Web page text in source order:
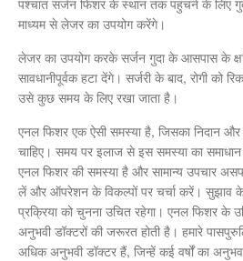
माध्यम से लेजर का उपयोग करेंगे।
लेजर का उपयोग करके सर्जन गुदा के आसपास के
सावधानीपूर्वक हटा देंगे। सर्जरी के बाद, रोगी को
उसे कुछ समय के लिए रखा जाता है।
एनल फिशर एक ऐसी समस्या है, जिसका निदान
चाहिए। समय पर इलाज से इस समस्या का
एनल फिशर की समस्या है और सामान्य उपचार
लें और ऑपरेशन के विकल्पों पर चर्चा करें। सुझाव
प्रक्रिया को चुनना उचित रहेगा। एनल फिशर के
अनुभवी डॉक्टरों की जरूरत होती है। हमारे
अधिक अनुभवी डॉक्टर हैं, जिन्हें कई वर्षों का